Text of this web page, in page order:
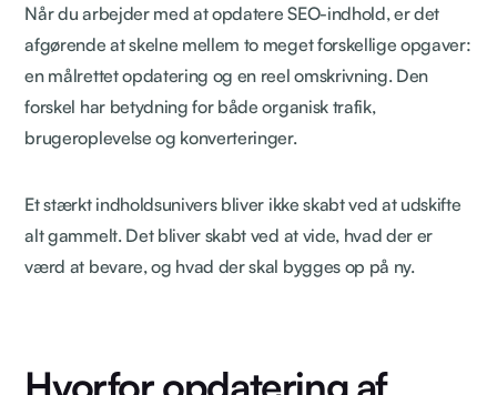
Når du arbejder med at opdatere SEO-indhold, er det
afgørende at skelne mellem to meget forskellige opgaver:
en målrettet opdatering og en reel omskrivning. Den
forskel har betydning for både organisk trafik,
brugeroplevelse og konverteringer.
Et stærkt indholdsunivers bliver ikke skabt ved at udskifte
alt gammelt. Det bliver skabt ved at vide, hvad der er
værd at bevare, og hvad der skal bygges op på ny.
Hvorfor opdatering af